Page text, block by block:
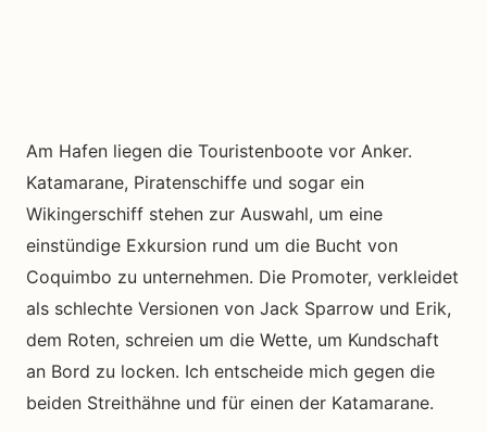
Am Hafen liegen die Touristenboote vor Anker.
Katamarane, Piratenschiffe und sogar ein
Wikingerschiff stehen zur Auswahl, um eine
einstündige Exkursion rund um die Bucht von
Coquimbo zu unternehmen. Die Promoter, verkleidet
als schlechte Versionen von Jack Sparrow und Erik,
dem Roten, schreien um die Wette, um Kundschaft
an Bord zu locken. Ich entscheide mich gegen die
beiden Streithähne und für einen der Katamarane.